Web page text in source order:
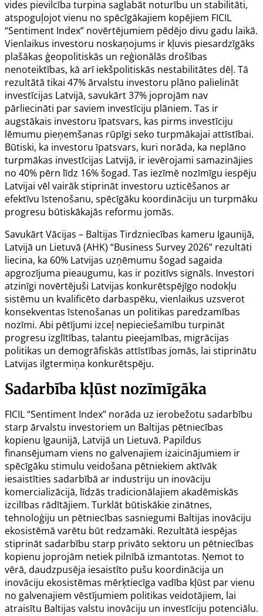
vides pievilcība turpina saglabāt noturību un stabilitāti,
atspoguļojot vienu no spēcīgākajiem kopējiem FICIL
“Sentiment Index” novērtējumiem pēdējo divu gadu laikā.
Vienlaikus investoru noskaņojums ir kļuvis piesardzīgāks
plašākas ģeopolitiskās un reģionālās drošības
nenoteiktības, kā arī iekšpolitiskās nestabilitātes dēļ. Tā
rezultātā tikai 47% ārvalstu investoru plāno palielināt
investīcijas Latvijā, savukārt 37% joprojām nav
pārliecināti par saviem investīciju plāniem. Tas ir
augstākais investoru īpatsvars, kas pirms investīciju
lēmumu pieņemšanas rūpīgi seko turpmākajai attīstībai.
Būtiski, ka investoru īpatsvars, kuri norāda, ka neplāno
turpmākas investīcijas Latvijā, ir ievērojami samazinājies
no 40% pērn līdz 16% šogad. Tas iezīmē nozīmīgu iespēju
Latvijai vēl vairāk stiprināt investoru uzticēšanos ar
efektīvu īstenošanu, spēcīgāku koordināciju un turpmāku
progresu būtiskākajās reformu jomās.
Savukārt Vācijas – Baltijas Tirdzniecības kameru Igaunijā,
Latvijā un Lietuvā (AHK) “Business Survey 2026” rezultāti
liecina, ka 60% Latvijas uzņēmumu šogad sagaida
apgrozījuma pieaugumu, kas ir pozitīvs signāls. Investori
atzinīgi novērtējuši Latvijas konkurētspējīgo nodokļu
sistēmu un kvalificēto darbaspēku, vienlaikus uzsverot
konsekventas īstenošanas un politikas paredzamības
nozīmi. Abi pētījumi izceļ nepieciešamību turpināt
progresu izglītības, talantu pieejamības, migrācijas
politikas un demogrāfiskās attīstības jomās, lai stiprinātu
Latvijas ilgtermiņa konkurētspēju.
Sadarbība kļūst nozīmīgāka
FICIL “Sentiment Index” norāda uz ierobežotu sadarbību
starp ārvalstu investoriem un Baltijas pētniecības
kopienu Igaunijā, Latvijā un Lietuvā. Papildus
finansējumam viens no galvenajiem izaicinājumiem ir
spēcīgāku stimulu veidošana pētniekiem aktīvāk
iesaistīties sadarbībā ar industriju un inovāciju
komercializācijā, līdzās tradicionālajiem akadēmiskās
izcilības rādītājiem. Turklāt būtiskākie zinātnes,
tehnoloģiju un pētniecības sasniegumi Baltijas inovāciju
ekosistēmā varētu būt redzamāki. Rezultātā iespējas
stiprināt sadarbību starp privāto sektoru un pētniecības
kopienu joprojām netiek pilnībā izmantotas. Ņemot to
vērā, daudzpusēja iesaistīto pušu koordinācija un
inovāciju ekosistēmas mērķtiecīga vadība kļūst par vienu
no galvenajiem vēstījumiem politikas veidotājiem, lai
atraisītu Baltijas valstu inovāciju un investīciju potenciālu.